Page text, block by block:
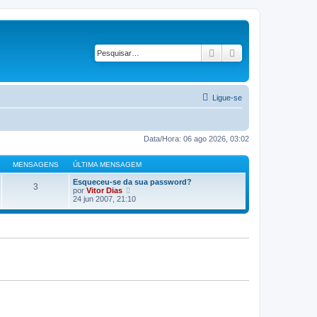
Pesquisar
Ligue-se
Data/Hora: 06 ago 2026, 03:02
MENSAGENS ÚLTIMA MENSAGEM
3
Esqueceu-se da sua password?
por Vitor Dias
e
a
l
M
24 jun 2007, 21:10